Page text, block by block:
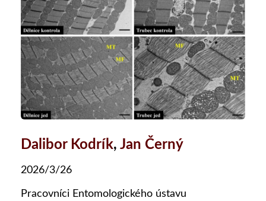
Dalibor Kodrík, Jan Černý
2026/3/26
Pracovníci Entomologického ústavu